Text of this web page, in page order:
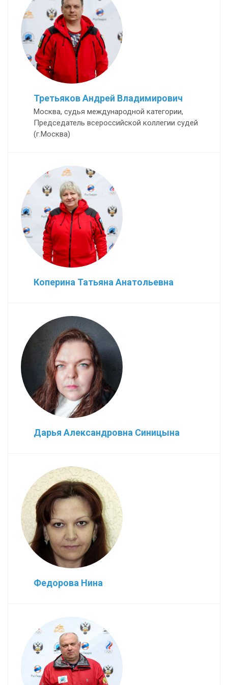
Третьяков Андрей Владимирович
Москва, судья международной категории,
Председатель всероссийской коллегии судей
(г.Москва)
Коперина Татьяна Анатольевна
Дарья Александровна Синицына
Федорова Нина